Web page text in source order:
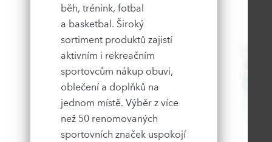
běh, trénink, fotbal
a basketbal. Široký
sortiment produktů zajistí
aktivním i rekreačním
sportovcům nákup obuvi,
oblečení a doplňků na
jednom místě. Výběr z více
než 50 renomovaných
sportovních značek uspokojí